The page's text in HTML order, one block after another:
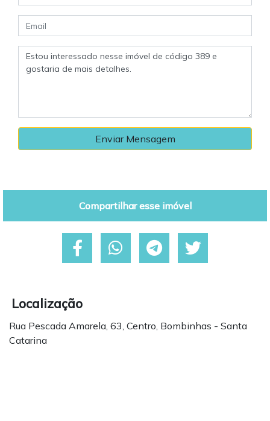
Enviar Mensagem
Compartilhar esse imóvel
Localização
Rua Pescada Amarela, 63, Centro, Bombinhas - Santa
Catarina